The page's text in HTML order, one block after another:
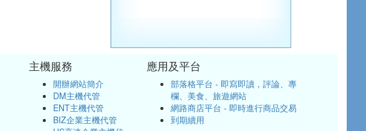
主機服務
開辦網站簡介
DM主機代管
ENT主機代管
BIZ企業主機代管
應用及平台
部落格平台 - 即寫即讀，評論、專
欄、美食、旅遊網站
網路商店平台 - 即時進行商品交易
到期續用